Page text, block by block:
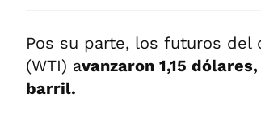
Pos su parte, los futuros del
(WTI) avanzaron 1,15
barril.